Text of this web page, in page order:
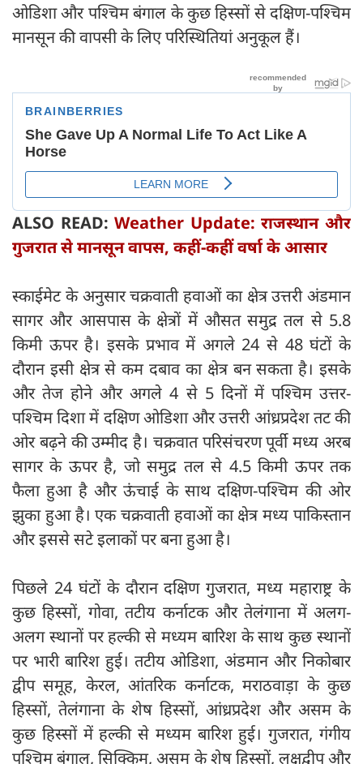
ओडिशा और पश्चिम बंगाल के कुछ हिस्सों से दक्षिण-पश्चिम
मानसून की वापसी के लिए परिस्थितियां अनुकूल हैं।
ALSO READ:Weather Update: राजस्थान और
गुजरात से मानसून वापस, कहीं-कहीं वर्षा के आसार
स्काईमेट के अनुसार चक्रवाती हवाओं का क्षेत्र उत्तरी अंडमान
सागर और आसपास के क्षेत्रों में औसत समुद्र तल से 5.8
किमी ऊपर है। इसके प्रभाव में अगले 24 से 48 घंटों के
दौरान इसी क्षेत्र से कम दबाव का क्षेत्र बन सकता है। इसके
और तेज होने और अगले 4 से 5 दिनों में पश्चिम उत्तर-
पश्चिम दिशा में दक्षिण ओडिशा और उत्तरी आंध्रप्रदेश तट की
ओर बढ़ने की उम्मीद है। चक्रवात परिसंचरण पूर्वी मध्य अरब
सागर के ऊपर है, जो समुद्र तल से 4.5 किमी ऊपर तक
फैला हुआ है और ऊंचाई के साथ दक्षिण-पश्चिम की ओर
झुका हुआ है। एक चक्रवाती हवाओं का क्षेत्र मध्य पाकिस्तान
और इससे सटे इलाकों पर बना हुआ है।
पिछले 24 घंटों के दौरान दक्षिण गुजरात, मध्य महाराष्ट्र के
कुछ हिस्सों, गोवा, तटीय कर्नाटक और तेलंगाना में अलग-
अलग स्थानों पर हल्की से मध्यम बारिश के साथ कुछ स्थानों
पर भारी बारिश हुई। तटीय ओडिशा, अंडमान और निकोबार
द्वीप समूह, केरल, आंतरिक कर्नाटक, मराठवाड़ा के कुछ
हिस्सों, तेलंगाना के शेष हिस्सों, आंध्रप्रदेश और असम के
कुछ हिस्सों में हल्की से मध्यम बारिश हुई। गुजरात, गंगीय
पश्चिम बंगाल, सिक्किम, असम के शेष हिस्सों, लक्षद्वीप और